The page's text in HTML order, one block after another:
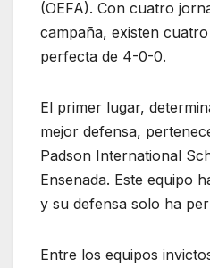
(OEFA). Con cuatro
campaña, existen
perfecta de 4-0-0.
El primer lugar,
mejor defensa,
Padson International
Ensenada. Este equipo
y su defensa solo ha
Entre los equipos